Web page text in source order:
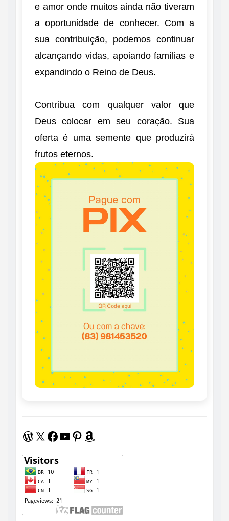
e amor onde muitos ainda não tiveram
a oportunidade de conhecer. Com a
sua contribuição, podemos continuar
alcançando vidas, apoiando famílias e
expandindo o Reino de Deus.
Contribua com qualquer valor que
Deus colocar em seu coração. Sua
oferta é uma semente que produzirá
frutos eternos.
WordPress X Facebook Youtube Pinterest Amazon